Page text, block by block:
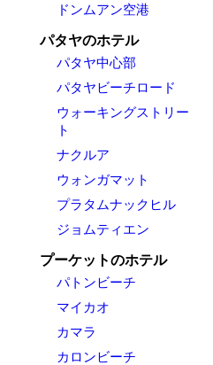
ドンムアン空港
パタヤのホテル
パタヤ中心部
パタヤビーチロード
ウォーキングストリー
ト
ナクルア
ウォンガマット
プラタムナックヒル
ジョムティエン
プーケットのホテル
パトンビーチ
マイカオ
カマラ
カロンビーチ